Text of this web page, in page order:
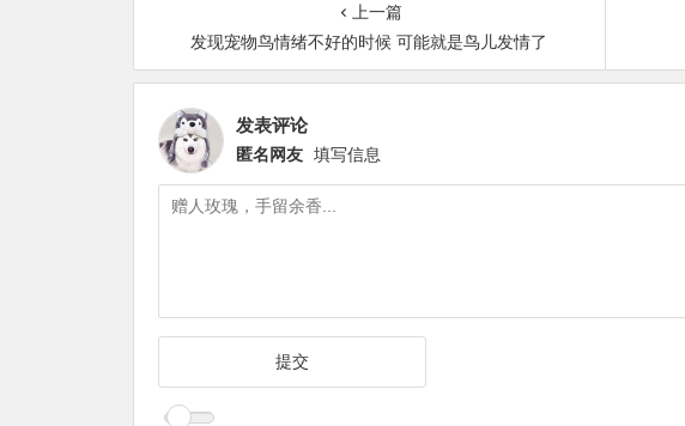
上一篇
发现宠物鸟情绪不好的时候 可能就是鸟儿发情了
发表评论
匿名网友 填写信息